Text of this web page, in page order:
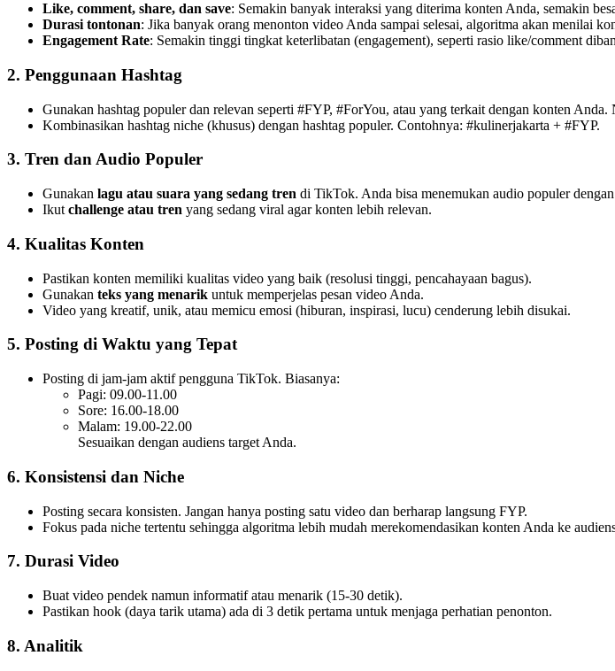
Like, comment, share, dan save: Semakin banyak interaksi yang diterima konten Anda, semakin
Durasi tontonan: Jika banyak orang menonton video Anda sampai selesai, algoritma akan menilai
Engagement Rate: Semakin tinggi tingkat keterlibatan (engagement), seperti rasio like/comment
2. Penggunaan Hashtag
Gunakan hashtag populer dan relevan seperti #FYP, #ForYou, atau yang terkait dengan konten Anda.
Kombinasikan hashtag niche (khusus) dengan hashtag populer. Contohnya: #kulinerjakarta + #FYP.
3. Tren dan Audio Populer
Gunakan lagu atau suara yang sedang tren di TikTok. Anda bisa menemukan audio populer
Ikut challenge atau tren yang sedang viral agar konten lebih relevan.
4. Kualitas Konten
Pastikan konten memiliki kualitas video yang baik (resolusi tinggi, pencahayaan bagus).
Gunakan teks yang menarik untuk memperjelas pesan video Anda.
Video yang kreatif, unik, atau memicu emosi (hiburan, inspirasi, lucu) cenderung lebih disukai.
5. Posting di Waktu yang Tepat
Posting di jam-jam aktif pengguna TikTok. Biasanya:
Pagi: 09.00-11.00
Sore: 16.00-18.00
Malam: 19.00-22.00
Sesuaikan dengan audiens target Anda.
6. Konsistensi dan Niche
Posting secara konsisten. Jangan hanya posting satu video dan berharap langsung FYP.
Fokus pada niche tertentu sehingga algoritma lebih mudah merekomendasikan konten Anda ke
7. Durasi Video
Buat video pendek namun informatif atau menarik (15-30 detik).
Pastikan hook (daya tarik utama) ada di 3 detik pertama untuk menjaga perhatian penonton.
8. Analitik